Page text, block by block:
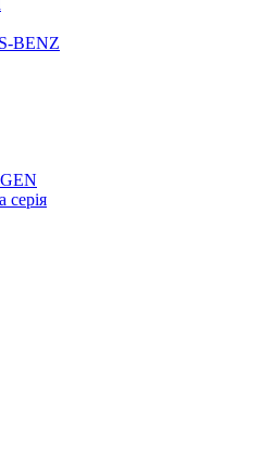
BENZ
серія